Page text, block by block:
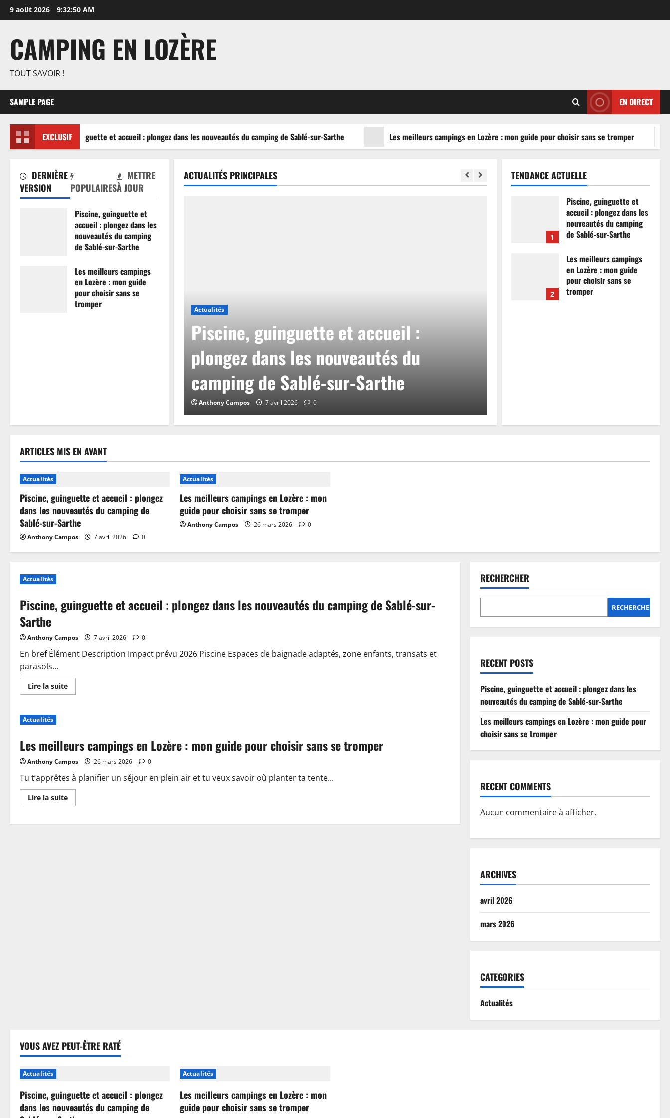
Aller
au
9 août 2026 9:32:51 AM
CAMPING EN LOZÈRE
TOUT SAVOIR !
SAMPLE PAGE EN DIRECT
EXCLUSIF
Piscine, guinguette et accueil : plongez dans les nouveautés du camping de Sablé-sur-Sarthe Les meilleurs campings en Lozère : mon guide pour choisir sans se tromper
DERNIÈRE
VERSION
POPULAIRES
METTRE
À JOUR
Piscine, guinguette et
accueil : plongez dans les
nouveautés du camping
de Sablé-sur-Sarthe
Les meilleurs campings
en Lozère : mon guide
pour choisir sans se
tromper
ACTUALITÉS PRINCIPALES
Actualités
Piscine, guinguette et accueil :
plongez dans les nouveautés du
camping de Sablé-sur-Sarthe
Anthony Campos 7 avril 2026 0
TENDANCE ACTUELLE
1
Piscine, guinguette et
accueil : plongez dans les
nouveautés du camping
de Sablé-sur-Sarthe
2
Les meilleurs campings
en Lozère : mon guide
pour choisir sans se
tromper
ARTICLES MIS EN AVANT
Actualités
Piscine, guinguette et accueil : plongez
dans les nouveautés du camping de
Sablé-sur-Sarthe
Anthony Campos 7 avril 2026 0
Actualités
Les meilleurs campings en Lozère : mon
guide pour choisir sans se tromper
Anthony Campos 26 mars 2026 0
Actualités
Piscine, guinguette et accueil : plongez dans les nouveautés du camping de Sablé-sur-
Sarthe
Anthony Campos 7 avril 2026 0
En bref Élément Description Impact prévu 2026 Piscine Espaces de baignade adaptés, zone enfants, transats et
parasols...
Lire la suiteEn
savoir
:
plongez
les
du
camping
de
Sablé-
sur-
Actualités
Les meilleurs campings en Lozère : mon guide pour choisir sans se tromper
Anthony Campos 26 mars 2026 0
Tu t’apprêtes à planifier un séjour en plein air et tu veux savoir où planter ta tente...
Lire la suiteEn
savoir
Les
RECHERCHER
RECHERCHER
RECENT POSTS
Piscine, guinguette et accueil : plongez dans les
nouveautés du camping de Sablé-sur-Sarthe
Les meilleurs campings en Lozère : mon guide pour
choisir sans se tromper
RECENT COMMENTS
Aucun commentaire à afficher.
ARCHIVES
avril 2026
mars 2026
CATEGORIES
Actualités
VOUS AVEZ PEUT-ÊTRE RATÉ
Actualités
Piscine, guinguette et accueil : plongez
dans les nouveautés du camping de
Actualités
Les meilleurs campings en Lozère : mon
guide pour choisir sans se tromper